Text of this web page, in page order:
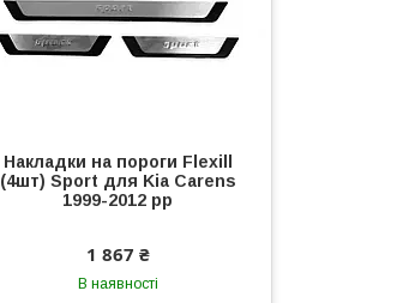
Накладки на пороги Flexill
(4шт) Sport для Kia Carens
1999-2012 рр
1 867 ₴
В наявності